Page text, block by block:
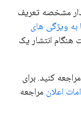
مشخصه تعریف
به ویژگی های
هنگام انتشار یک
کنید. برای
اعلان مراجعه